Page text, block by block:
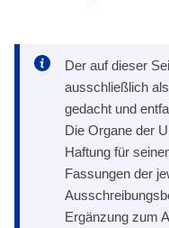
Der auf dieser
ausschließlich
gedacht und
Die Organe der
Haftung für
Fassungen der
Ergänzung zum